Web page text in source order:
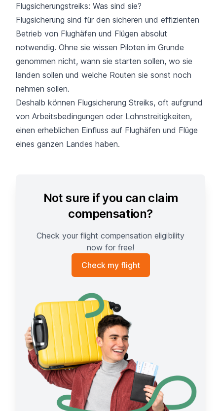
Flugsicherungstreiks: Was sind sie?
Flugsicherung sind für den sicheren und effizienten
Betrieb von Flughäfen und Flügen absolut
notwendig. Ohne sie wissen Piloten im Grunde
genommen nicht, wann sie starten sollen, wo sie
landen sollen und welche Routen sie sonst noch
nehmen sollen.
Deshalb können Flugsicherung Streiks, oft aufgrund
von Arbeitsbedingungen oder Lohnstreitigkeiten,
einen erheblichen Einfluss auf Flughäfen und Flüge
eines ganzen Landes haben.
Not sure if you can claim
compensation?
Check your flight compensation eligibility
now for free!
Check my flight